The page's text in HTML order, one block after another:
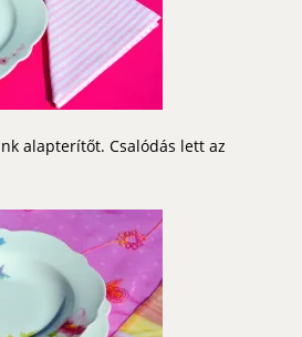
alapterítőt. Csalódás lett az